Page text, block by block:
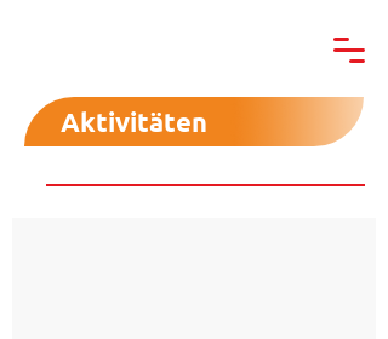
Aktivitäten